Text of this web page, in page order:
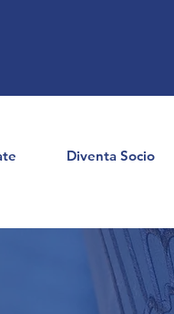
Diventa Socio